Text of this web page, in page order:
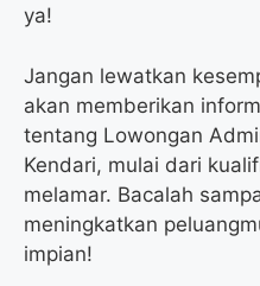
ya!
Jangan lewatkan
akan memberikan
tentang Lowongan
Kendari, mulai dari
melamar. Bacalah
meningkatkan
impian!